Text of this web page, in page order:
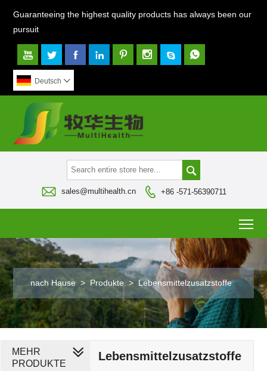
Guaranteeing the highest quality products has always been our
pursuit
       
Deutsch 

 sales@multihealth.cn  +86 -571-56390711
nach Hause > Produkte > Lebensmittelzusatzstoffe
Lebensmittelzusatzstoffe
MEHR
PRODUKTE